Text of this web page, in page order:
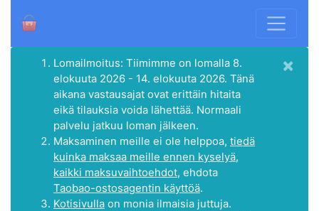
Lomailmoitus: Tiimimme on lomalla 8.
elokuuta 2026 - 14. elokuuta 2026. Tänä
aikana vastausajat ovat erittäin hitaita
eikä tilauksia voida lähettää. Normaali
palvelu jatkuu loman jälkeen.
Maksaminen meille ei ole helppoa, tiedä
kuinka maksaa meille ennen kyselyä,
kaikki maksuvaihtoehdot, ehdota
Taobao-ostosagentin käyttöä.
Kotisivulla on monia ilmaisia juttuja.
×